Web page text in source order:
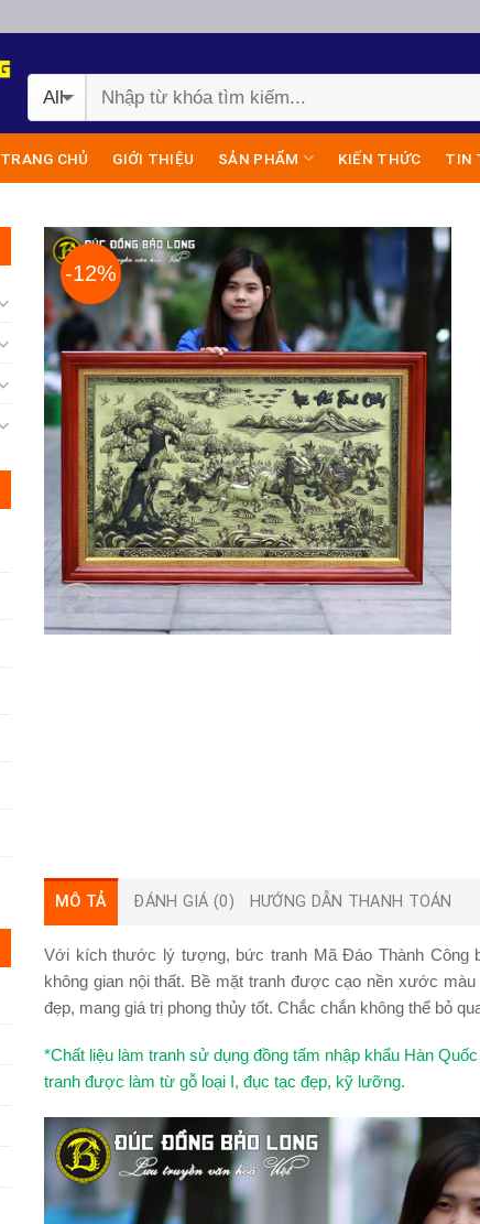
TRANG CHỦ GIỚI THIỆU SẢN PHẨM KIẾN THỨC TIN
-12%
MÔ TẢ ĐÁNH GIÁ (0) HƯỚNG DẪN THANH TOÁN
Với kích thước lý tượng, bức tranh Mã Đáo Thành Công
không gian nội thất. Bề mặt tranh được cạo nền xước
đẹp, mang giá trị phong thủy tốt. Chắc chắn không thể bỏ
*Chất liệu làm tranh sử dụng đồng tấm nhập khẩu Hàn
tranh được làm từ gỗ loại I, đục tạc đẹp, kỹ lưỡng.